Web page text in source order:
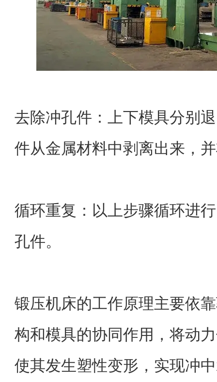
去除冲孔件：上下模具分别
件从金属材料中剥离出来，
循环重复：以上步骤循环进
孔件。
锻压机床的工作原理主要依
构和模具的协同作用，将动
使其发生塑性变形，实现冲